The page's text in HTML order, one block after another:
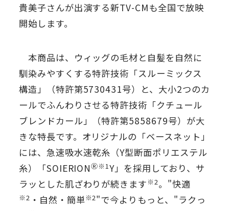
貴美子さんが出演する新TV-CMも全国で放映
開始します。
本商品は、ウィッグの毛材と自髪を自然に
馴染みやすくする特許技術「スルーミックス
構造」（特許第5730431号）と、大小2つのカ
ールでふんわりさせる特許技術「クチュール
ブレンドカール」（特許第5858679号）が大
きな特長です。オリジナルの「ベースネット」
には、急速吸水速乾糸（Y型断面ポリエステル
糸）「SOIERIONⓇ※1Y」を採用しており、サ
ラッとした肌ざわりが続きます ※2。"快適
※2 ・自然・簡単※2"で今よりもっと、"ラクっ